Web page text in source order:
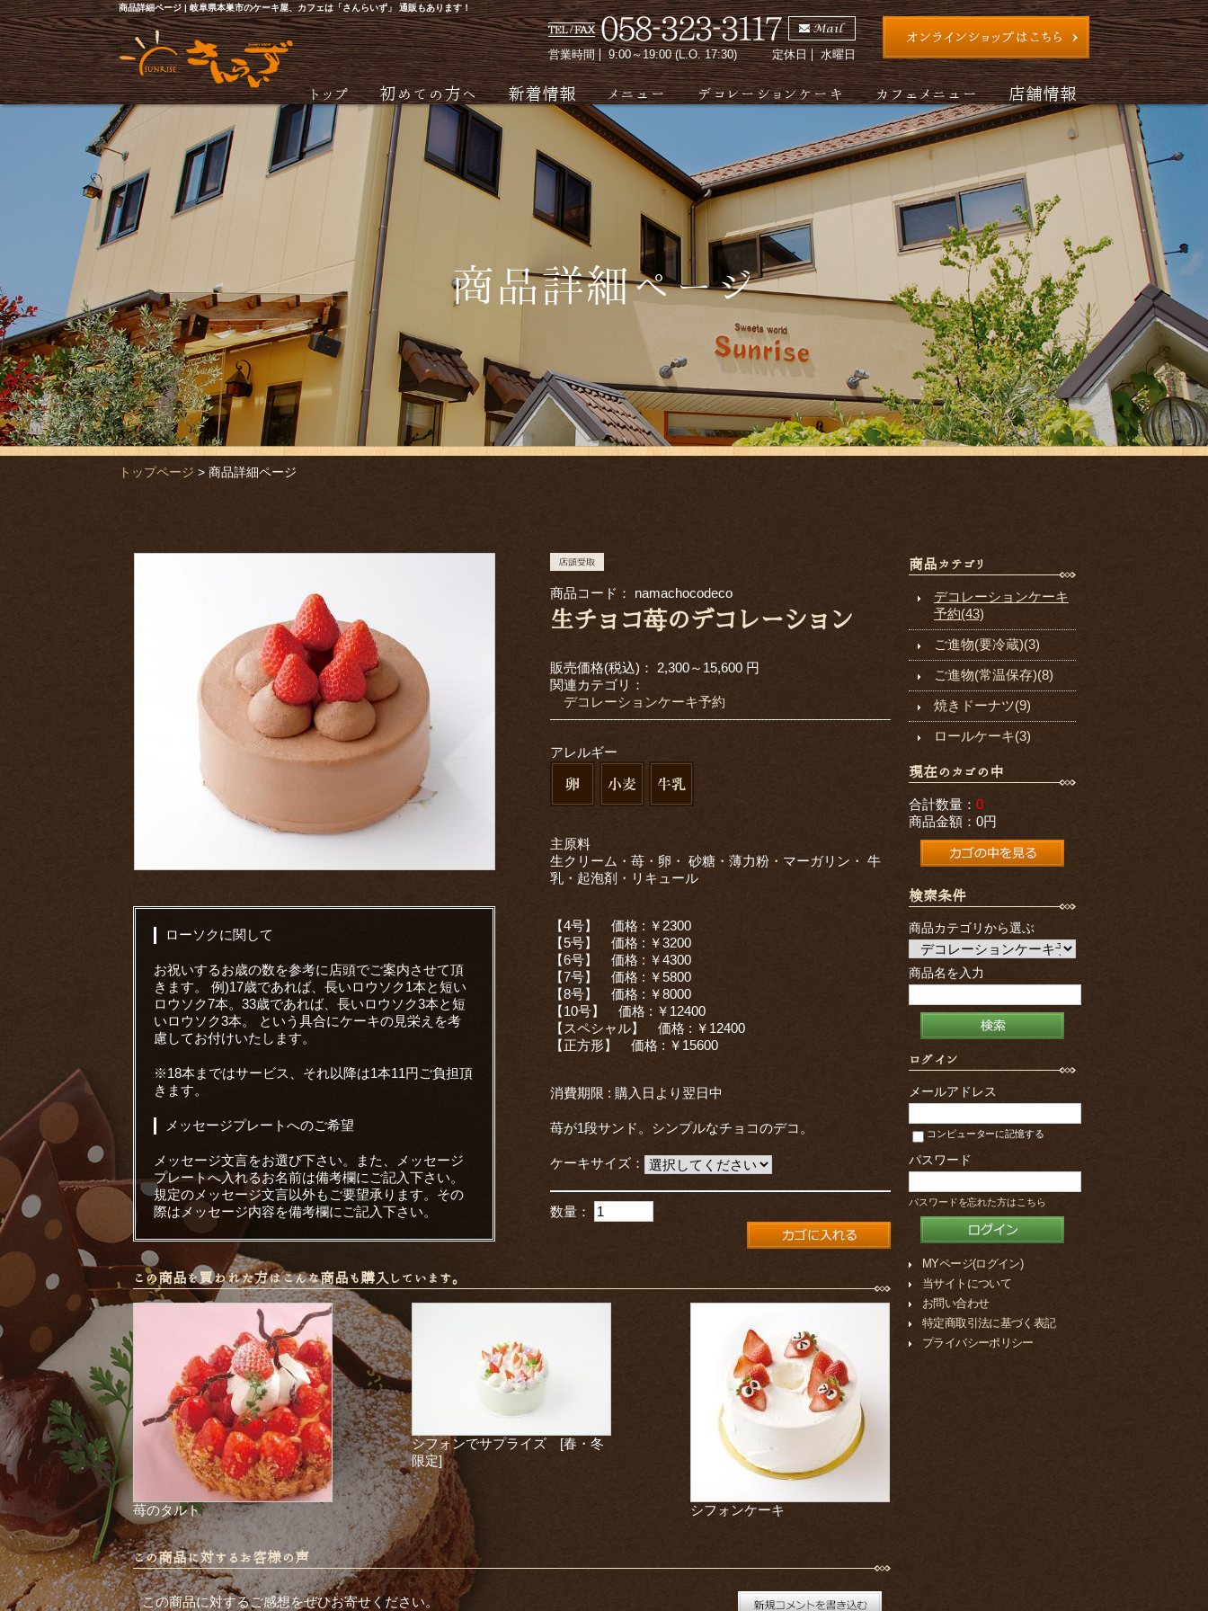
商品詳細ページ | 岐阜県本巣市のケーキ屋、カフェは「さんらいず」 通販もあります！
営業時間 9:00～19:00 (L.O. 17:30) 定休日 水曜日
トップ 初めての方へ 新着情報 メニュー デコレーションケーキ カフェメニュー 店舗情報
商品詳細ページ
トップページ 商品詳細ページ
ローソクに関して
お祝いするお歳の数を参考に店頭でご案内させて頂
きます。 例)17歳であれば、長いロウソク1本と短い
ロウソク7本。33歳であれば、長いロウソク3本と短
いロウソク3本。 という具合にケーキの見栄えを考
慮してお付けいたします。
※18本まではサービス、それ以降は1本11円ご負担頂
きます。
メッセージプレートへのご希望
メッセージ文言をお選び下さい。また、メッセージ
プレートへ入れるお名前は備考欄にご記入下さい。
規定のメッセージ文言以外もご要望承ります。その
際はメッセージ内容を備考欄にご記入下さい。
商品コード： namachocodeco
生チョコ苺のデコレーション
販売価格(税込)： 2,300～15,600円
関連カテゴリ：
デコレーションケーキ予約
アレルギー
主原料
生クリーム・苺・卵・ 砂糖・薄力粉・マーガリン・ 牛
乳・起泡剤・リキュール
【4号】 価格 : ￥2300
【5号】 価格 : ￥3200
【6号】 価格 : ￥4300
【7号】 価格 : ￥5800
【8号】 価格 : ￥8000
【10号】 価格 : ￥12400
【スペシャル】 価格 : ￥12400
【正方形】 価格 : ￥15600
消費期限 : 購入日より翌日中
苺が1段サンド。シンプルなチョコのデコ。
ケーキサイズ：
数量：
この商品を買われた方はこんな商品も購入しています。
苺のタルト
シフォンでサプライズ [春・冬
限定]
シフォンケーキ
この商品に対するお客様の声
この商品に対するご感想をぜひお寄せください。
商品カテゴリ
デコレーションケーキ
予約(43)
ご進物(要冷蔵)(3)
ご進物(常温保存)(8)
焼きドーナツ(9)
ロールケーキ(3)
現在のカゴの中
合計数量：0
商品金額：0円
検索条件
商品カテゴリから選ぶ
商品名を入力
ログイン
メールアドレス
コンピューターに記憶する
パスワード
パスワードを忘れた方はこちら
MYページ(ログイン)
当サイトについて
お問い合わせ
特定商取引法に基づく表記
プライバシーポリシー